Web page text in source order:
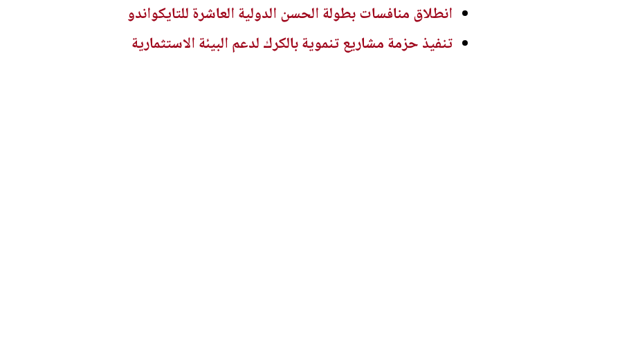
انطلاق منافسات بطولة الحسن الدولية العاشرة للتايكواندو
تنفيذ حزمة مشاريع تنموية بالكرك لدعم البيئة الاستثمارية